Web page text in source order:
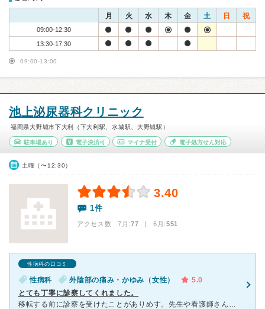
月 火 水 木 金 土 日 祝
09:00-12:30
13:30-17:30
09:00-13:00
池上泌尿器科クリニック
福岡県大野城市下大利（下大利駅、水城駅、大野城駅）
駐車場あり 電子決済可 マイナ受付 電子処方せん対応
土曜（〜12:30）
3.40
1件
アクセス数 7月:77 | 6月:551
性病科の口コミ
性病科 外陰部の痛み・かゆみ（女性）
5.0
とても丁寧に診察してくれました。
移転する前に診察を受けたことがありめす。先生や看護師さんにはとても優しく対応していただにました。恥ずかしいと思っていた診察も先生の丁寧な対応と安心させてくれる声かけで、気持ちも和らぎ受診することができ